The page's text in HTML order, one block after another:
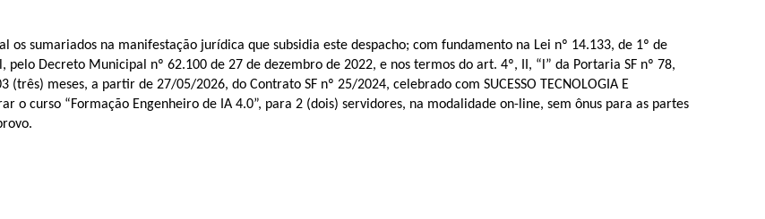
sumariados na manifestação jurídica que subsidia este despacho; com fundamento na Lei nº 14.133, de 1º de
Decreto Municipal nº 62.100 de 27 de dezembro de 2022, e nos termos do art. 4º, II, “l” da Portaria SF nº 78,
meses, a partir de 27/05/2026, do Contrato SF nº 25/2024, celebrado com SUCESSO TECNOLOGIA E
o curso “Formação Engenheiro de IA 4.0”, para 2 (dois) servidores, na modalidade on-line, sem ônus para as partes